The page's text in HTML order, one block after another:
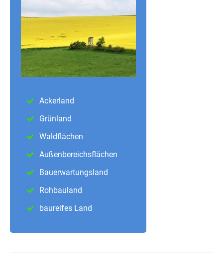
Ackerland
Grünland
Waldflächen
Außenbereichsflächen
Bauerwartungsland
Rohbauland
baureifes Land